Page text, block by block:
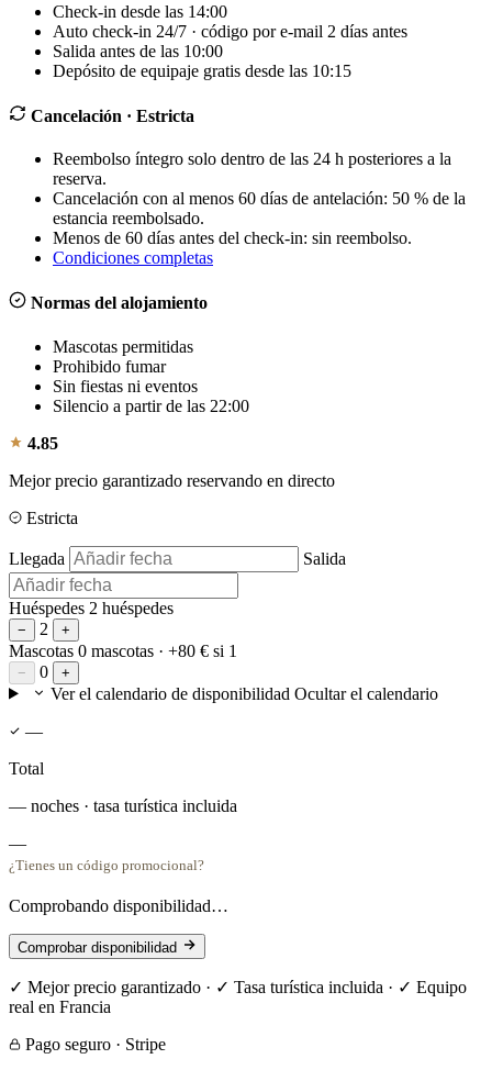
Check-in desde las 14:00
Auto check-in 24/7 · código por e-mail 2 días antes
Salida antes de las 10:00
Depósito de equipaje gratis desde las 10:15
Cancelación · Estricta
Reembolso íntegro solo dentro de las 24 h posteriores a la
reserva.
Cancelación con al menos 60 días de antelación: 50 % de la
estancia reembolsado.
Menos de 60 días antes del check-in: sin reembolso.
Condiciones completas
Normas del alojamiento
Mascotas permitidas
Prohibido fumar
Sin fiestas ni eventos
Silencio a partir de las 22:00
4.85
Mejor precio garantizado reservando en directo
Estricta
Llegada Salida
Huéspedes 2 huéspedes
− 2 +
Mascotas 0 mascotas · +80 € si 1
− 0 +
Ver el calendario de disponibilidad Ocultar el calendario
—
Total
— noches · tasa turística incluida
—
¿Tienes un código promocional?
Comprobando disponibilidad…
Comprobar disponibilidad
✓ Mejor precio garantizado · ✓ Tasa turística incluida · ✓ Equipo
real en Francia
Pago seguro · Stripe